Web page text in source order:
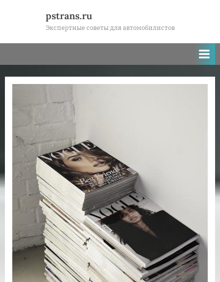
pstrans.ru
Экспертные советы для автомобилистов